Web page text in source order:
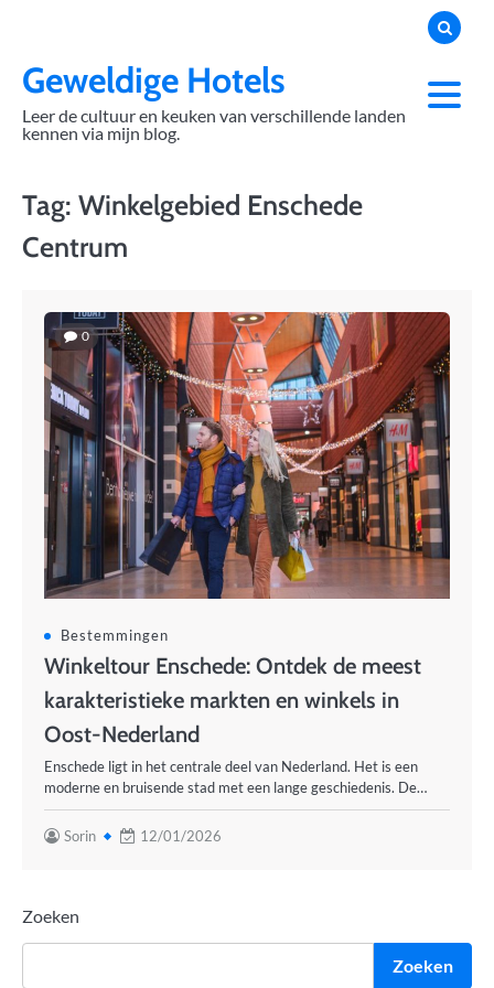
contentGeweldige Hotels
Leer de cultuur en keuken van verschillende landen
kennen via mijn blog.
Tag: Winkelgebied Enschede
Centrum
0
Bestemmingen
Winkeltour Enschede: Ontdek de meest
karakteristieke markten en winkels in
Oost-Nederland
Enschede ligt in het centrale deel van Nederland. Het is een
moderne en bruisende stad met een lange geschiedenis. De…
Sorin 12/01/2026
Zoeken
Zoeken